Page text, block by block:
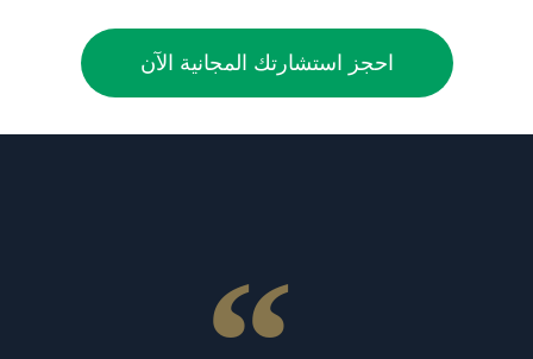
احجز استشارتك المجانية الآن